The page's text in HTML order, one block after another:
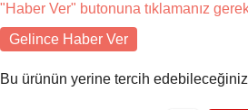
"Haber Ver" butonuna tıklamanız
Gelince Haber Ver
Bu ürünün yerine tercih